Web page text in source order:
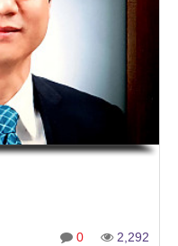
0 2,292